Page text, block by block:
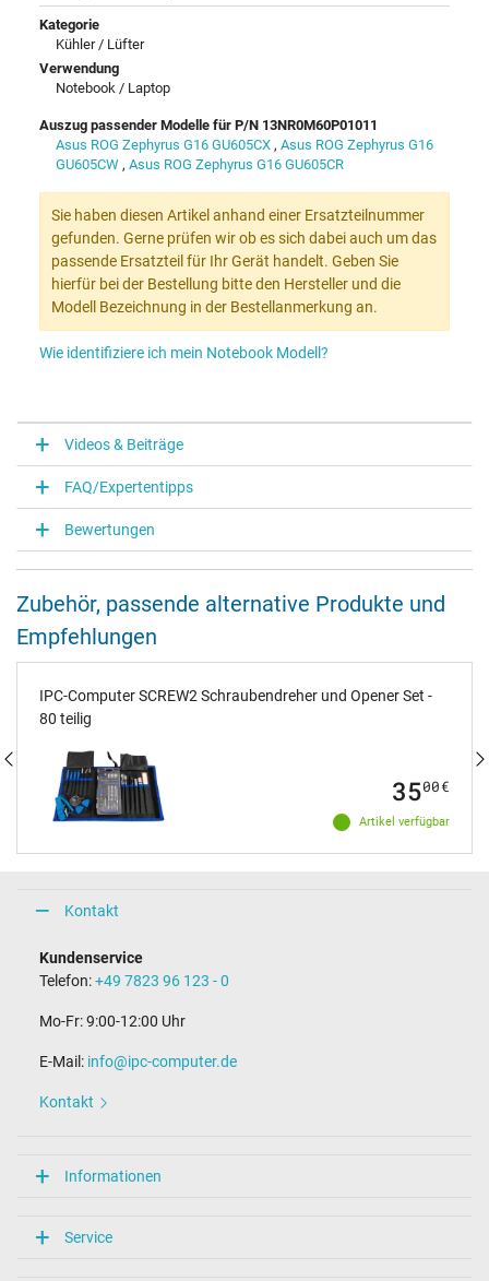
Kategorie
Kühler / Lüfter
Verwendung
Notebook / Laptop
Auszug passender Modelle für P/N 13NR0M60P01011
Asus ROG Zephyrus G16 GU605CX , Asus ROG Zephyrus G16
GU605CW , Asus ROG Zephyrus G16 GU605CR
Sie haben diesen Artikel anhand einer Ersatzteilnummer
gefunden. Gerne prüfen wir ob es sich dabei auch um das
passende Ersatzteil für Ihr Gerät handelt. Geben Sie
hierfür bei der Bestellung bitte den Hersteller und die
Modell Bezeichnung in der Bestellanmerkung an.
Wie identifiziere ich mein Notebook Modell?
Videos & Beiträge
FAQ/Expertentipps
Bewertungen
Zubehör, passende alternative Produkte und
Empfehlungen
IPC-Computer SCREW2 Schraubendreher und Opener Set -
80 teilig
Artikel verfügbar
3500€
Kontakt
Kundenservice
Telefon:+49 7823 96 123 - 0
Mo-Fr: 9:00-12:00 Uhr
E-Mail: info@ipc-computer.de
Kontakt
Informationen
Service